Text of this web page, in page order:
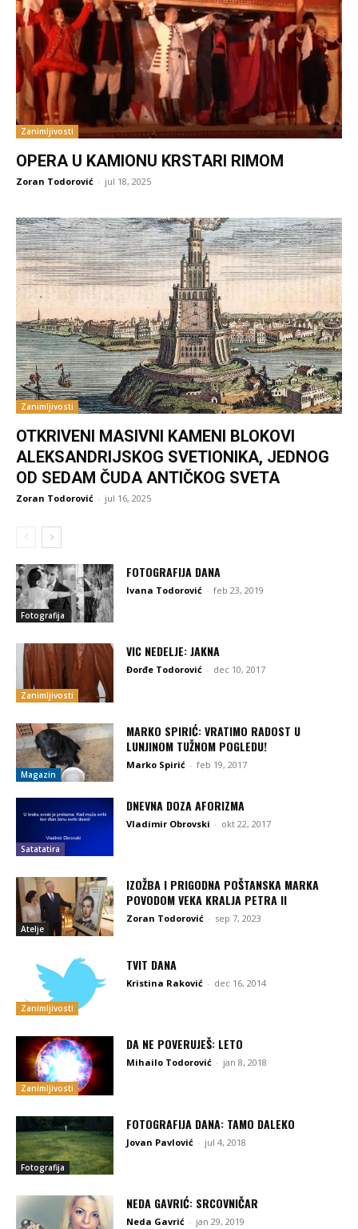
Zanimljivosti
OPERA U KAMIONU KRSTARI RIMOM
Zoran Todorović - jul 18, 2025
Zanimljivosti
OTKRIVENI MASIVNI KAMENI BLOKOVI
ALEKSANDRIJSKOG SVETIONIKA, JEDNOG
OD SEDAM ČUDA ANTIČKOG SVETA
Zoran Todorović - jul 16, 2025
Fotografija
FOTOGRAFIJA DANA
Ivana Todorović - feb 23, 2019
Zanimljivosti
VIC NEDELJE: JAKNA
Đorđe Todorović - dec 10, 2017
Magazin
MARKO SPIRIĆ: VRATIMO RADOST U
LUNJINOM TUŽNOM POGLEDU!
Marko Spirić - feb 19, 2017
Satatatira
DNEVNA DOZA AFORIZMA
Vladimir Obrovski - okt 22, 2017
Atelje
IZOŽBA I PRIGODNA POŠTANSKA MARKA
POVODOM VEKA KRALJA PETRA II
Zoran Todorović - sep 7, 2023
Zanimljivosti
TVIT DANA
Kristina Raković - dec 16, 2014
Zanimljivosti
DA NE POVERUJEŠ: LETO
Mihailo Todorović - jan 8, 2018
Fotografija
FOTOGRAFIJA DANA: TAMO DALEKO
Jovan Pavlović - jul 4, 2018
NEDA GAVRIĆ: SRCOVNIČAR
Neda Gavrić - jan 29, 2019